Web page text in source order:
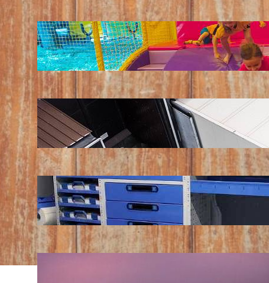
LATEST POSTS
Soluții pentru părinții care vor să își vadă
copiii explorând în loc să stea pe
telefoane
iul. 25, 2026
Ce soluție de urmărire GPS este
recomandată pentru transport marfă
iul. 2, 2026
Atelier mobil: cum transformi o dubă
obișnuită într-un spațiu de lucru care
chiar funcționează
iun. 24, 2026